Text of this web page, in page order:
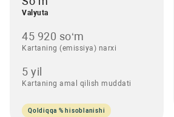
Valyuta
45 920 so‘m
Kartaning (emissiya) narxi
5 yil
Kartaning amal qilish muddati
Qoldiqqa % hisoblanishi